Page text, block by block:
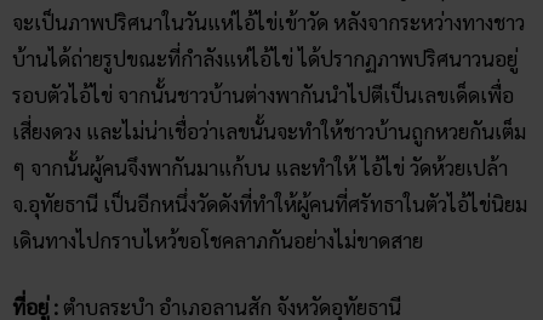
จะเป็นภาพปริศนาในวันแห่ไอ้ไข่เข้าวัด หลังจากระหว่างทางชาว
บ้านได้ถ่ายรูปขณะที่กำลังแห่ไอ้ไข่ ได้ปรากฏภาพปริศนาวนอยู่
รอบตัวไอ้ไข่ จากนั้นชาวบ้านต่างพากันนำไปตีเป็นเลขเด็ดเพื่อ
เสี่ยงดวง และไม่น่าเชื่อว่าเลขนั้นจะทำให้ชาวบ้านถูกหวยกันเต็ม
ๆ จากนั้นผู้คนจึงพากันมาแก้บน และทำให้ ไอ้ไข่ วัดห้วยเปล้า
จ.อุทัยธานี เป็นอีกหนึ่งวัดดังที่ทำให้ผู้คนที่ศรัทธาในตัวไอ้ไข่นิยม
เดินทางไปกราบไหว้ขอโชคลาภกันอย่างไม่ขาดสาย
ที่อยู่ : ตำบลระบำ อำเภอลานสัก จังหวัดอุทัยธานี